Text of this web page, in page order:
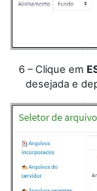
6 – Clique em
desejada e